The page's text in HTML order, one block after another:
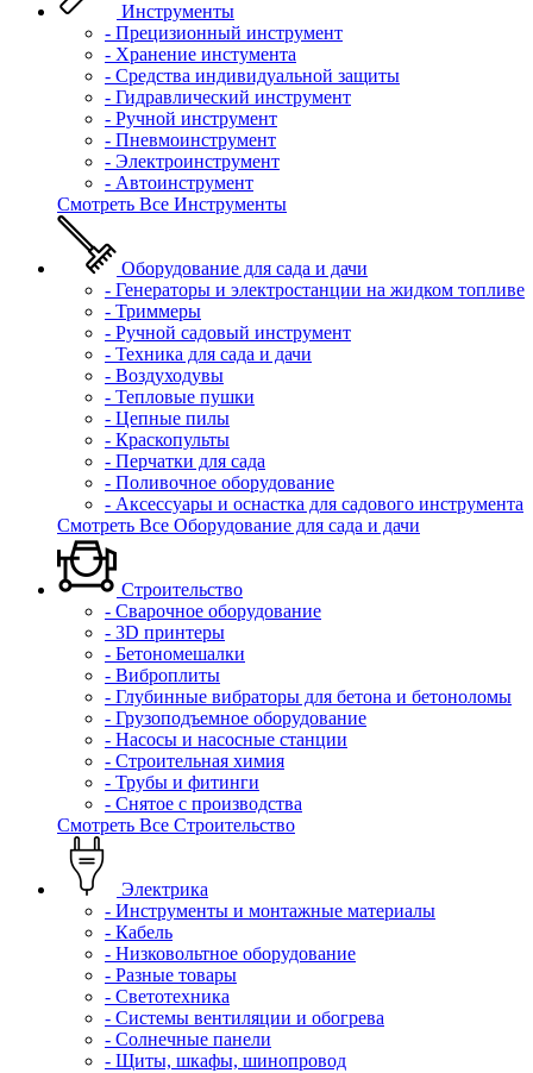
Инструменты
- Прецизионный инструмент
- Хранение инстумента
- Средства индивидуальной защиты
- Гидравлический инструмент
- Ручной инструмент
- Пневмоинструмент
- Электроинструмент
- Автоинструмент
Смотреть Все Инструменты
Оборудование для сада и дачи
- Генераторы и электростанции на жидком топливе
- Триммеры
- Ручной садовый инструмент
- Техника для сада и дачи
- Воздуходувы
- Тепловые пушки
- Цепные пилы
- Краскопульты
- Перчатки для сада
- Поливочное оборудование
- Аксессуары и оснастка для садового инструмента
Смотреть Все Оборудование для сада и дачи
Строительство
- Сварочное оборудование
- 3D принтеры
- Бетономешалки
- Виброплиты
- Глубинные вибраторы для бетона и бетоноломы
- Грузоподъемное оборудование
- Насосы и насосные станции
- Строительная химия
- Трубы и фитинги
- Снятое с производства
Смотреть Все Строительство
Электрика
- Инструменты и монтажные материалы
- Кабель
- Низковольтное оборудование
- Разные товары
- Светотехника
- Системы вентиляции и обогрева
- Солнечные панели
- Щиты, шкафы, шинопровод